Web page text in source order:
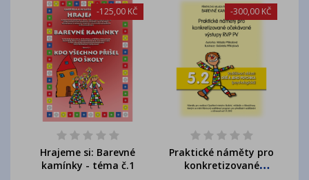
Hrajeme si: Barevné
kamínky - téma č.1
-125,00 KČ
Praktické náměty pro
konkretizované
-300,00 KČ